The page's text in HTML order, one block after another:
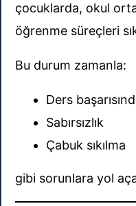
çocuklarda, okul
öğrenme süreçleri
Bu durum zamanla:
Ders
Sabırsızlık
Çabuk sıkılma
gibi sorunlara yol